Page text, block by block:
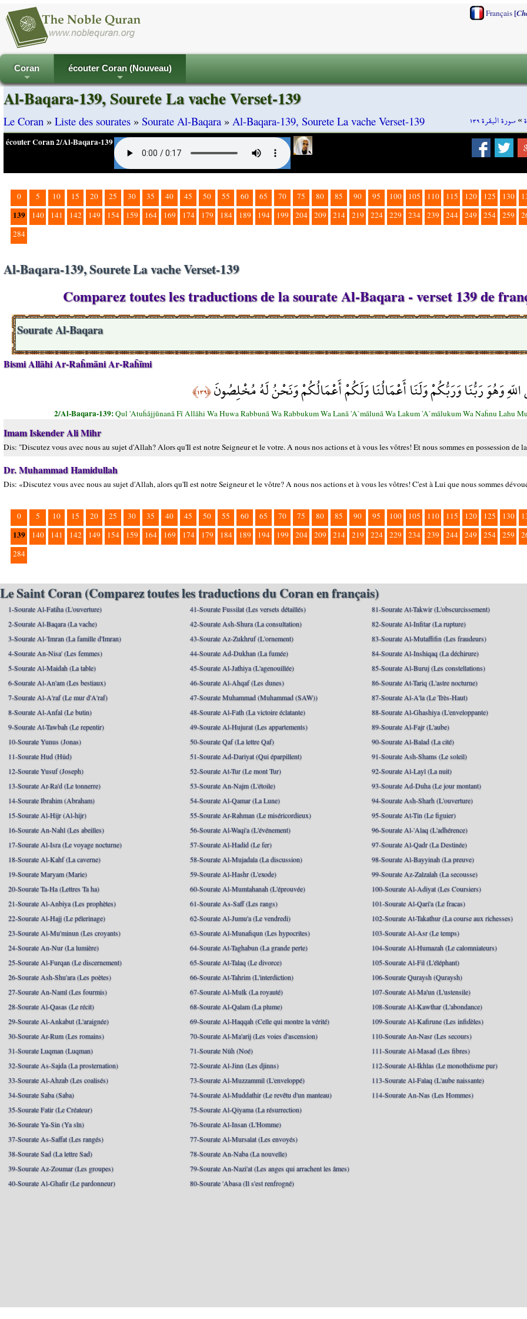
Français[
+
Coran
+
écouter Coran (Nouveau)
»سورة البقرة ١٣٩
Al-Baqara-139, Sourete La vache Verset-139
Le Coran » Liste des sourates » Sourate Al-Baqara » Al-Baqara-139, Sourete La vache Verset-139
écouter Coran 2/Al-Baqara-139
0 5 10 15 20 25 30 35 40 45 50 55 60 65 70 75 80 85 90 95 100 105 110 115 120 125 130
139 140 141 142 149 154 159 164 169 174 179 184 189 194 199 204 209 214 219 224 229 234 239 244 249 254 259
284
Al-Baqara-139, Sourete La vache Verset-139
Comparez toutes les traductions de la sourate Al-Baqara - verset 139 de
Sourate Al-Baqara
Bismi Allāhi Ar-Raĥmāni Ar-Raĥīmi
وَهُوَ رَبُّنَا وَرَبُّكُمْ وَلَنَا أَعْمَالُنَا وَلَكُمْ أَعْمَالُكُمْ وَنَحْنُ لَهُ مُخْلِصُونَ﴿١٣٩﴾
2/Al-Baqara-139:Qul 'Atuĥājjūnanā Fī Allāhi Wa Huwa Rabbunā Wa Rabbukum Wa Lanā 'A`mālunā Wa Lakum 'A`mālukum Wa Naĥnu Lahu
Imam Iskender Ali Mihr
Dis: "Discutez vous avec nous au sujet d'Allah? Alors qu'Il est notre Seigneur et le votre. A nous nos actions et à vous les vôtres! Et nous sommes en possession de
Dr. Muhammad Hamidullah
Dis: «Discutez vous avec nous au sujet d'Allah, alors qu'Il est notre Seigneur et le vôtre? A nous nos actions et à vous les vôtres! C'est à Lui que nous sommes
0 5 10 15 20 25 30 35 40 45 50 55 60 65 70 75 80 85 90 95 100 105 110 115 120 125 130
139 140 141 142 149 154 159 164 169 174 179 184 189 194 199 204 209 214 219 224 229 234 239 244 249 254 259
284
Le Saint Coran (Comparez toutes les traductions du Coran en français)
1-Sourate Al-Fatiha (L'ouverture)
2-Sourate Al-Baqara (La vache)
3-Sourate Al-'Imran (La famille d'Imran)
4-Sourate An-Nisa' (Les femmes)
5-Sourate Al-Maidah (La table)
6-Sourate Al-An'am (Les bestiaux)
7-Sourate Al-A'raf (Le mur d'A'raf)
8-Sourate Al-Anfal (Le butin)
9-Sourate At-Tawbah (Le repentir)
10-Sourate Yunus (Jonas)
11-Sourate Hud (Hûd)
12-Sourate Yusuf (Joseph)
13-Sourate Ar-Ra'd (Le tonnerre)
14-Sourate Ibrahim (Abraham)
15-Sourate Al-Hijr (Al-hijr)
16-Sourate An-Nahl (Les abeilles)
17-Sourate Al-Isra (Le voyage nocturne)
18-Sourate Al-Kahf (La caverne)
19-Sourate Maryam (Marie)
20-Sourate Ta-Ha (Lettres Ta ha)
21-Sourate Al-Anbiya (Les prophètes)
22-Sourate Al-Hajj (Le pélerinage)
23-Sourate Al-Mu'minun (Les croyants)
24-Sourate An-Nur (La lumière)
25-Sourate Al-Furqan (Le discernement)
26-Sourate Ash-Shu'ara (Les poètes)
27-Sourate An-Naml (Les fourmis)
28-Sourate Al-Qasas (Le récit)
29-Sourate Al-Ankabut (L'araignée)
30-Sourate Ar-Rum (Les romains)
31-Sourate Luqman (Luqman)
32-Sourate As-Sajda (La prosternation)
33-Sourate Al-Ahzab (Les coalisés)
34-Sourate Saba (Saba)
35-Sourate Fatir (Le Créateur)
36-Sourate Ya-Sin (Ya sîn)
37-Sourate As-Saffat (Les rangés)
38-Sourate Sad (La lettre Sad)
39-Sourate Az-Zoumar (Les groupes)
40-Sourate Al-Ghafir (Le pardonneur)
41-Sourate Fussilat (Les versets détaillés)
42-Sourate Ash-Shura (La consultation)
43-Sourate Az-Zukhruf (L'ornement)
44-Sourate Ad-Dukhan (La fumée)
45-Sourate Al-Jathiya (L'agenouillée)
46-Sourate Al-Ahqaf (Les dunes)
47-Sourate Muhammad (Muhammad (SAW))
48-Sourate Al-Fath (La victoire éclatante)
49-Sourate Al-Hujurat (Les appartements)
50-Sourate Qaf (La lettre Qaf)
51-Sourate Ad-Dariyat (Qui éparpillent)
52-Sourate At-Tur (Le mont Tur)
53-Sourate An-Najm (L'étoile)
54-Sourate Al-Qamar (La Lune)
55-Sourate Ar-Rahman (Le miséricordieux)
56-Sourate Al-Waqi'a (L'événement)
57-Sourate Al-Hadid (Le fer)
58-Sourate Al-Mujadala (La discussion)
59-Sourate Al-Hashr (L'exode)
60-Sourate Al-Mumtahanah (L'éprouvée)
61-Sourate As-Saff (Les rangs)
62-Sourate Al-Jumu'a (Le vendredi)
63-Sourate Al-Munafiqun (Les hypocrites)
64-Sourate At-Taghabun (La grande perte)
65-Sourate At-Talaq (Le divorce)
66-Sourate At-Tahrim (L'interdiction)
67-Sourate Al-Mulk (La royauté)
68-Sourate Al-Qalam (La plume)
69-Sourate Al-Haqqah (Celle qui montre la vérité)
70-Sourate Al-Ma'arij (Les voies d'ascension)
71-Sourate Nûh (Noé)
72-Sourate Al-Jinn (Les djinns)
73-Sourate Al-Muzzammil (L'enveloppé)
74-Sourate Al-Muddathir (Le revêtu d'un manteau)
75-Sourate Al-Qiyama (La résurrection)
76-Sourate Al-Insan (L'Homme)
77-Sourate Al-Mursalat (Les envoyés)
78-Sourate An-Naba (La nouvelle)
79-Sourate An-Nazi'at (Les anges qui arrachent les âmes)
80-Sourate 'Abasa (Il s'est renfrogné)
81-Sourate At-Takwir (L'obscurcissement)
82-Sourate Al-Infitar (La rupture)
83-Sourate Al-Mutaffifin (Les fraudeurs)
84-Sourate Al-Inshiqaq (La déchirure)
85-Sourate Al-Buruj (Les constellations)
86-Sourate At-Tariq (L'astre nocturne)
87-Sourate Al-A'la (Le Très-Haut)
88-Sourate Al-Ghashiya (L'enveloppante)
89-Sourate Al-Fajr (L'aube)
90-Sourate Al-Balad (La cité)
91-Sourate Ash-Shams (Le soleil)
92-Sourate Al-Layl (La nuit)
93-Sourate Ad-Duha (Le jour montant)
94-Sourate Ash-Sharh (L'ouverture)
95-Sourate At-Tin (Le figuier)
96-Sourate Al-'Alaq (L'adhérence)
97-Sourate Al-Qadr (La Destinée)
98-Sourate Al-Bayyinah (La preuve)
99-Sourate Az-Zalzalah (La secousse)
100-Sourate Al-Adiyat (Les Coursiers)
101-Sourate Al-Qari'a (Le fracas)
102-Sourate At-Takathur (La course aux richesses)
103-Sourate Al-Asr (Le temps)
104-Sourate Al-Humazah (Le calomniateurs)
105-Sourate Al-Fil (L'éléphant)
106-Sourate Quraysh (Quraysh)
107-Sourate Al-Ma'un (L'ustensile)
108-Sourate Al-Kawthar (L'abondance)
109-Sourate Al-Kafirune (Les infidèles)
110-Sourate An-Nasr (Les secours)
111-Sourate Al-Masad (Les fibres)
112-Sourate Al-Ikhlas (Le monothéisme pur)
113-Sourate Al-Falaq (L'aube naissante)
114-Sourate An-Nas (Les Hommes)